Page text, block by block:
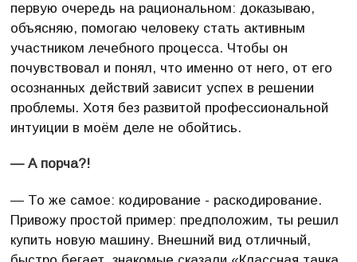
первую очередь на рациональном: доказываю,
объясняю, помогаю человеку стать активным
участником лечебного процесса. Чтобы он
почувствовал и понял, что именно от него, от его
осознанных действий зависит успех в решении
проблемы. Хотя без развитой профессиональной
интуиции в моём деле не обойтись.
— А порча?!
— То же самое: кодирование - раскодирование.
Привожу простой пример: предположим, ты решил
купить новую машину. Внешний вид отличный,